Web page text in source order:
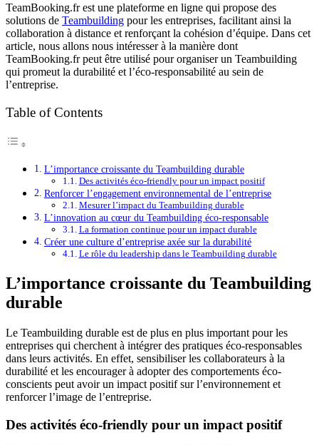
TeamBooking.fr est une plateforme en ligne qui propose des
solutions de Teambuilding pour les entreprises, facilitant ainsi la
collaboration à distance et renforçant la cohésion d’équipe. Dans cet
article, nous allons nous intéresser à la manière dont
TeamBooking.fr peut être utilisé pour organiser un Teambuilding
qui promeut la durabilité et l’éco-responsabilité au sein de
l’entreprise.
Table of Contents
L’importance croissante du Teambuilding durable
Des activités éco-friendly pour un impact positif
Renforcer l’engagement environnemental de l’entreprise
Mesurer l’impact du Teambuilding durable
L’innovation au cœur du Teambuilding éco-responsable
La formation continue pour un impact durable
Créer une culture d’entreprise axée sur la durabilité
Le rôle du leadership dans le Teambuilding durable
L’importance croissante du Teambuilding
durable
Le Teambuilding durable est de plus en plus important pour les
entreprises qui cherchent à intégrer des pratiques éco-responsables
dans leurs activités. En effet, sensibiliser les collaborateurs à la
durabilité et les encourager à adopter des comportements éco-
conscients peut avoir un impact positif sur l’environnement et
renforcer l’image de l’entreprise.
Des activités éco-friendly pour un impact positif